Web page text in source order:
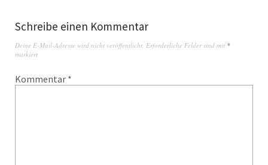
Schreibe einen Kommentar
Deine E-Mail-Adresse wird nicht veröffentlicht. Erforderliche Felder sind mit *
markiert
Kommentar *